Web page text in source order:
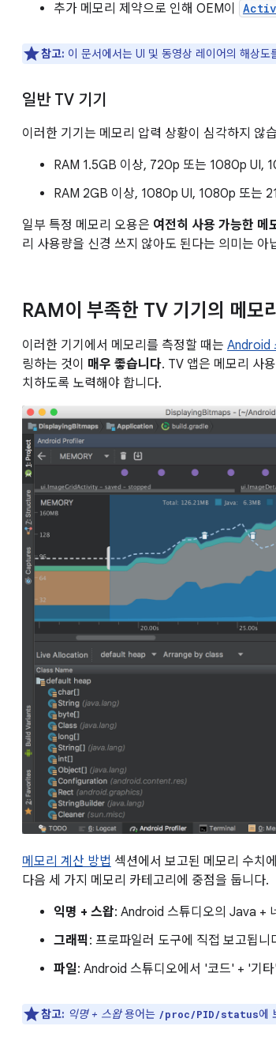
추가 메모리 제약으로 인해 OEM이
참고: 이 문서에서는 UI 및 동영상 레이어의 해상도
일반 TV 기기
이러한 기기는 메모리 압력 상황이 심각하지 않
RAM 1.5GB 이상, 720p 또는 1080p UI,
RAM 2GB 이상, 1080p UI, 1080p 또는
일부 특정 메모리 오용은 여전히 사용 가능한 메
리 사용량을 신경 쓰지 않아도 된다는 의미는 아
RAM이 부족한 TV 기기의 메모
이러한 기기에서 메모리를 측정할 때는 Android
링하는 것이 매우 좋습니다. TV 앱은 메모리 사
치하도록 노력해야 합니다.
메모리 계산 방법 섹션에서 보고된 메모리 수치
다음 세 가지 메모리 카테고리에 중점을 둡니다.
익명 + 스왑: Android 스튜디오의 Java +
그래픽 : 프로파일러 도구에 직접 보고됩
파일: Android 스튜디오에서 '코드' + '기
참고: 익명 + 스왑용어는 /proc/PID/status에